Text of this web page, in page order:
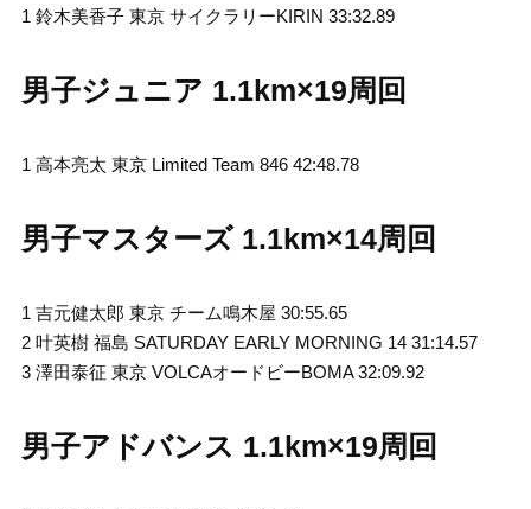
1 鈴木美香子 東京 サイクラリーKIRIN 33:32.89
男子ジュニア 1.1km×19周回
1 高本亮太 東京 Limited Team 846 42:48.78
男子マスターズ 1.1km×14周回
1 吉元健太郎 東京 チーム鳴木屋 30:55.65
2 叶英樹 福島 SATURDAY EARLY MORNING 14 31:14.57
3 澤田泰征 東京 VOLCAオードビーBOMA 32:09.92
男子アドバンス 1.1km×19周回